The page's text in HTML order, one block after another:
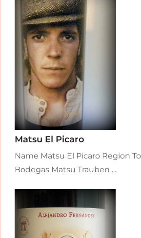
Matsu El Picaro
Name Matsu El Picaro Region
Bodegas Matsu Trauben ...